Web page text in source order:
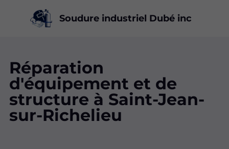
Soudure industriel Dubé inc
Réparation
d'équipement et de
structure à Saint-Jean-
sur-Richelieu